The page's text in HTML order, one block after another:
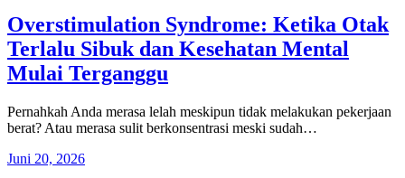
Overstimulation Syndrome: Ketika Otak
Terlalu Sibuk dan Kesehatan Mental
Mulai Terganggu
Pernahkah Anda merasa lelah meskipun tidak melakukan pekerjaan
berat? Atau merasa sulit berkonsentrasi meski sudah…
Juni 20, 2026